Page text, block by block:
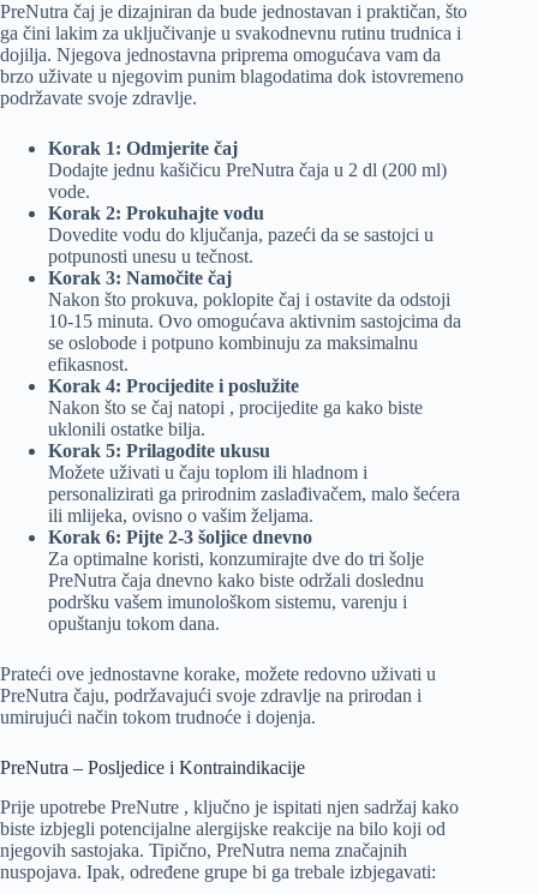
PreNutra čaj je dizajniran da bude jednostavan i praktičan, što
ga čini lakim za uključivanje u svakodnevnu rutinu trudnica i
dojilja. Njegova jednostavna priprema omogućava vam da
brzo uživate u njegovim punim blagodatima dok istovremeno
podržavate svoje zdravlje.
Korak 1: Odmjerite čaj
Dodajte jednu kašičicu PreNutra čaja u 2 dl (200 ml)
vode.
Korak 2: Prokuhajte vodu
Dovedite vodu do ključanja, pazeći da se sastojci u
potpunosti unesu u tečnost.
Korak 3: Namočite čaj
Nakon što prokuva, poklopite čaj i ostavite da odstoji
10-15 minuta. Ovo omogućava aktivnim sastojcima da
se oslobode i potpuno kombinuju za maksimalnu
efikasnost.
Korak 4: Procijedite i poslužite
Nakon što se čaj natopi , procijedite ga kako biste
uklonili ostatke bilja.
Korak 5: Prilagodite ukusu
Možete uživati u čaju toplom ili hladnom i
personalizirati ga prirodnim zaslađivačem, malo šećera
ili mlijeka, ovisno o vašim željama.
Korak 6: Pijte 2-3 šoljice dnevno
Za optimalne koristi, konzumirajte dve do tri šolje
PreNutra čaja dnevno kako biste održali doslednu
podršku vašem imunološkom sistemu, varenju i
opuštanju tokom dana.
Prateći ove jednostavne korake, možete redovno uživati u
PreNutra čaju, podržavajući svoje zdravlje na prirodan i
umirujući način tokom trudnoće i dojenja.
PreNutra – Posljedice i Kontraindikacije
Prije upotrebe PreNutre , ključno je ispitati njen sadržaj kako
biste izbjegli potencijalne alergijske reakcije na bilo koji od
njegovih sastojaka. Tipično, PreNutra nema značajnih
nuspojava. Ipak, određene grupe bi ga trebale izbjegavati: